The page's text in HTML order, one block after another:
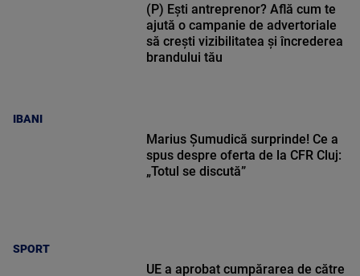
IBANI
(P) Ești antreprenor? Află cum te
ajută o campanie de advertoriale
să crești vizibilitatea și încrederea
brandului tău
SPORT
Marius Șumudică surprinde! Ce a
spus despre oferta de la CFR Cluj:
„Totul se discută”
UE a aprobat cumpărarea de către